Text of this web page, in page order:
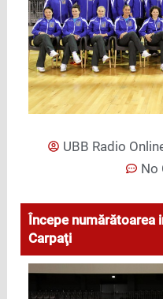
UBB Radio
No
Începe numărătoarea
Carpaţi